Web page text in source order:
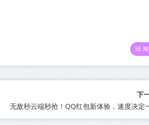
下
无敌秒云端秒抢！QQ红包新体验，速度决定